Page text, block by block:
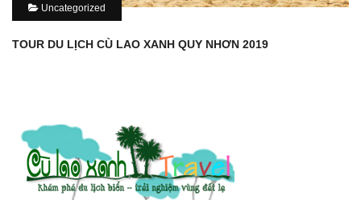
Uncategorized
TOUR DU LỊCH CÙ LAO XANH QUY NHƠN 2019